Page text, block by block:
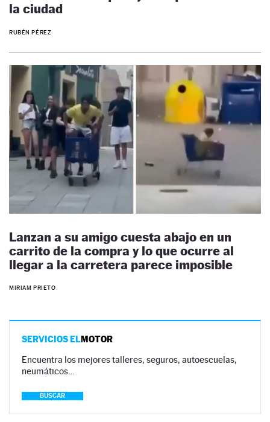
la ciudad
RUBÉN PÉREZ
Lanzan a su amigo cuesta abajo en un
carrito de la compra y lo que ocurre al
llegar a la carretera parece imposible
MIRIAM PRIETO
SERVICIOS ELMOTOR
Encuentra los mejores talleres, seguros, autoescuelas,
neumáticos…
BUSCAR